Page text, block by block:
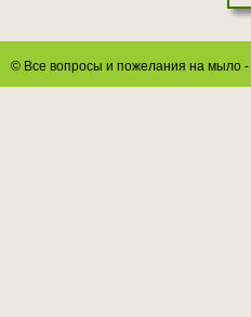
© Все вопросы и пожелания на мыло -